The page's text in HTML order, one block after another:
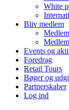
White
Bliv medlem
Events og
Foredrag
Retail Tours
Bøger og
Partnerskaber
Log ind